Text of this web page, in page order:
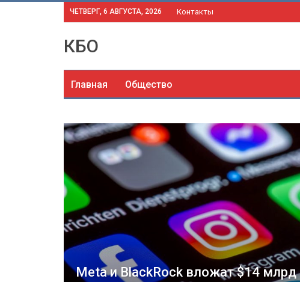
ЧЕТВЕРГ, 6 АВГУСТА, 2026 Контакты
КБО
Главная Общество
Meta и BlackRock вложат $14 млрд